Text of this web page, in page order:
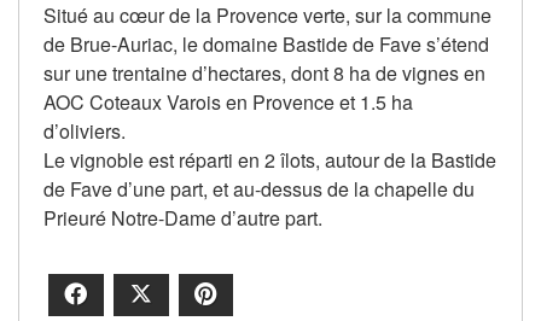
Situé au cœur de la Provence verte, sur la commune
de Brue-Auriac, le domaine Bastide de Fave s’étend
sur une trentaine d’hectares, dont 8 ha de vignes en
AOC Coteaux Varois en Provence et 1.5 ha
d’oliviers.
Le vignoble est réparti en 2 îlots, autour de la Bastide
de Fave d’une part, et au-dessus de la chapelle du
Prieuré Notre-Dame d’autre part.
Facebook